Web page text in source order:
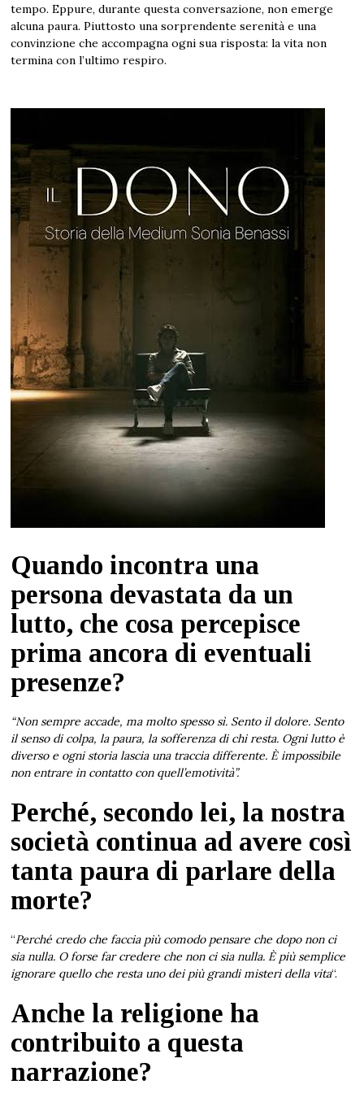
tempo. Eppure, durante questa conversazione, non emerge
alcuna paura. Piuttosto una sorprendente serenità e una
convinzione che accompagna ogni sua risposta: la vita non
termina con l’ultimo respiro.
Quando incontra una
persona devastata da un
lutto, che cosa percepisce
prima ancora di eventuali
presenze?
“Non sempre accade, ma molto spesso sì. Sento il dolore. Sento
il senso di colpa, la paura, la sofferenza di chi resta. Ogni lutto è
diverso e ogni storia lascia una traccia differente. È impossibile
non entrare in contatto con quell’emotività”.
Perché, secondo lei, la nostra
società continua ad avere così
tanta paura di parlare della
morte?
“Perché credo che faccia più comodo pensare che dopo non ci
sia nulla. O forse far credere che non ci sia nulla. È più semplice
ignorare quello che resta uno dei più grandi misteri della vita“.
Anche la religione ha
contribuito a questa
narrazione?